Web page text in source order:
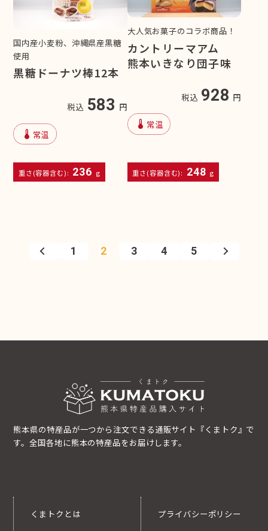
国内産小麦粉、沖縄県産黒糖
使用
黒糖ドーナツ棒12本
税込 583 円
device_thermostat 常温
重さ(容器含む): 236 g
大人気お菓子のコラボ商品！
カントリーマアム
熊本いきなり団子味
税込 928 円
device_thermostat 常温
重さ(容器含む): 248 g
1 2 3 4 5
熊本県の特産品が一つから注文できる通販サイト『くまトク』で
す。全国各地に熊本の特産品をお届けします。
くまトクとは プライバシーポリシー